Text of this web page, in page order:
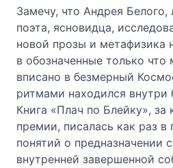
Замечу, что Андрея
поэта, ясновидца,
новой прозы и метафизика
в обозначенные только
вписано в безмерный
ритмами находился внутри
Книга «Плач по Блейку», за
премии, писалась как раз в
понятий о предназначении
внутренней завершенной